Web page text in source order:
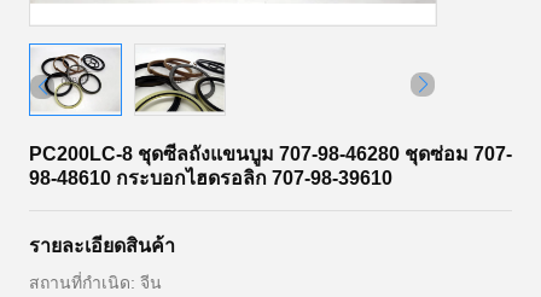
PC200LC-8 ชุดซีลถังแขนบูม 707-98-46280 ชุดซ่อม 707-
98-48610 กระบอกไฮดรอลิก 707-98-39610
รายละเอียดสินค้า
สถานที่กำเนิด: จีน